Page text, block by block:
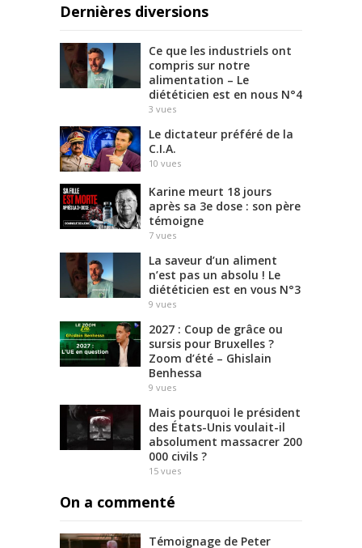
Dernières diversions
Ce que les industriels ont
compris sur notre
alimentation – Le
diététicien est en nous N°4
3 vues
Le dictateur préféré de la
C.I.A.
10 vues
Karine meurt 18 jours
après sa 3e dose : son père
témoigne
7 vues
La saveur d’un aliment
n’est pas un absolu ! Le
diététicien est en vous N°3
9 vues
2027 : Coup de grâce ou
sursis pour Bruxelles ?
Zoom d’été – Ghislain
Benhessa
9 vues
Mais pourquoi le président
des États-Unis voulait-il
absolument massacrer 200
000 civils ?
15 vues
On a commenté
Témoignage de Peter